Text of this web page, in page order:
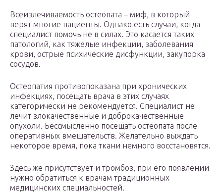
Всеизлечиваемость остеопата – миф, в который
верят многие пациенты. Однако есть случаи, когда
специалист помочь не в силах. Это касается таких
патологий, как тяжелые инфекции, заболевания
крови, острые психические дисфункции, закупорка
сосудов.
Остеопатия противопоказана при хронических
инфекциях, посещать врача в этих случаях
категорически не рекомендуется. Специалист не
лечит злокачественные и доброкачественные
опухоли. Бессмысленно посещать остеопата после
оперативных вмешательств. Желательно выждать
некоторое время, пока ткани немного восстановятся.
Здесь же присутствует и тромбоз, при его появлении
нужно обратиться к врачам традиционных
медицинских специальностей.